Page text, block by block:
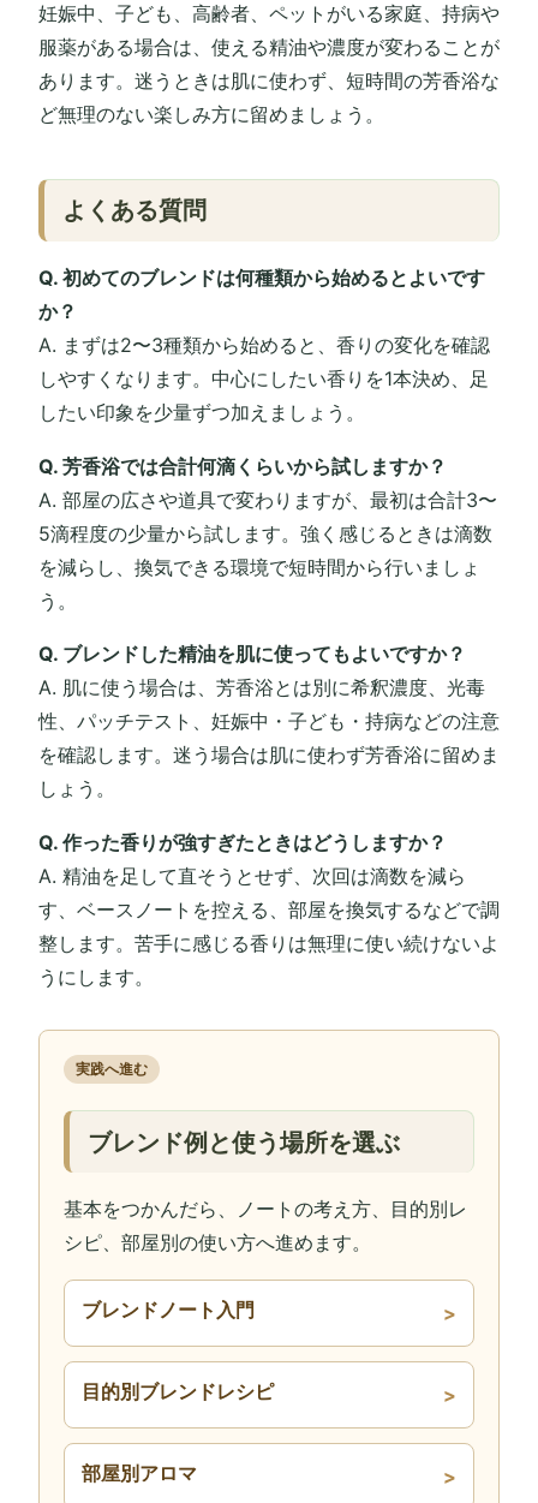
妊娠中、子ども、高齢者、ペットがいる家庭、持病や
服薬がある場合は、使える精油や濃度が変わることが
あります。迷うときは肌に使わず、短時間の芳香浴な
ど無理のない楽しみ方に留めましょう。
よくある質問
Q. 初めてのブレンドは何種類から始めるとよいです
か？
A. まずは2〜3種類から始めると、香りの変化を確認
しやすくなります。中心にしたい香りを1本決め、足
したい印象を少量ずつ加えましょう。
Q. 芳香浴では合計何滴くらいから試しますか？
A. 部屋の広さや道具で変わりますが、最初は合計3〜
5滴程度の少量から試します。強く感じるときは滴数
を減らし、換気できる環境で短時間から行いましょ
う。
Q. ブレンドした精油を肌に使ってもよいですか？
A. 肌に使う場合は、芳香浴とは別に希釈濃度、光毒
性、パッチテスト、妊娠中・子ども・持病などの注意
を確認します。迷う場合は肌に使わず芳香浴に留めま
しょう。
Q. 作った香りが強すぎたときはどうしますか？
A. 精油を足して直そうとせず、次回は滴数を減ら
す、ベースノートを控える、部屋を換気するなどで調
整します。苦手に感じる香りは無理に使い続けないよ
うにします。
実践へ進む
ブレンド例と使う場所を選ぶ
基本をつかんだら、ノートの考え方、目的別レ
シピ、部屋別の使い方へ進めます。
ブレンドノート入門
目的別ブレンドレシピ
部屋別アロマ